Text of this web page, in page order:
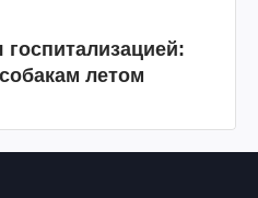
летом